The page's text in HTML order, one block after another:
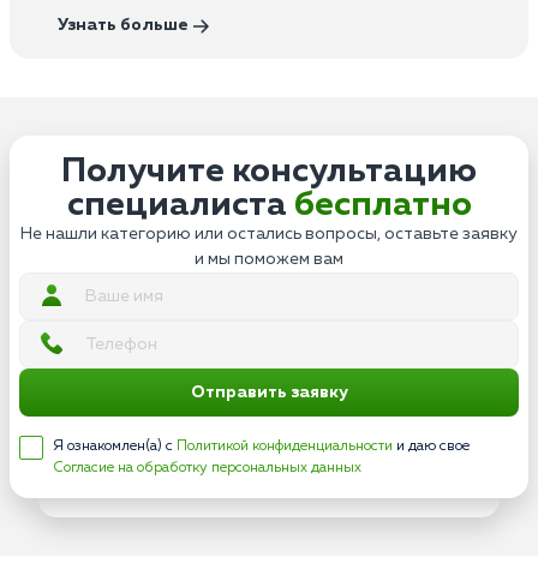
Узнать больше
Получите консультацию
специалиста бесплатно
Не нашли категорию или остались вопросы, оставьте заявку
и мы поможем вам
Отправить заявку
Я ознакомлен(а) с Политикой конфиденциальности и даю свое
Согласие на обработку персональных данных